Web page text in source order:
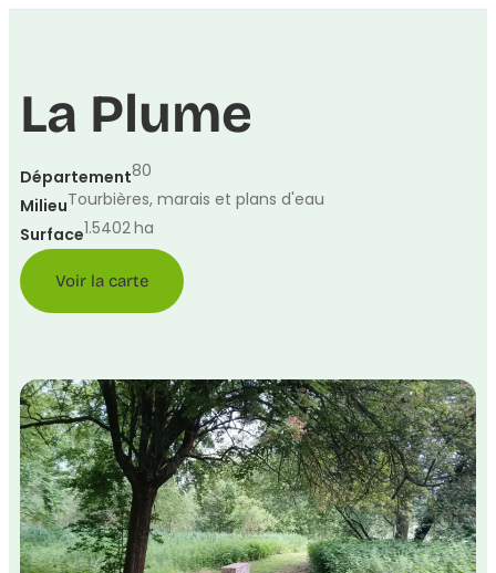
La Plume
Département80
MilieuTourbières, marais et plans d'eau
Surface1.5402ha
Voir la carte